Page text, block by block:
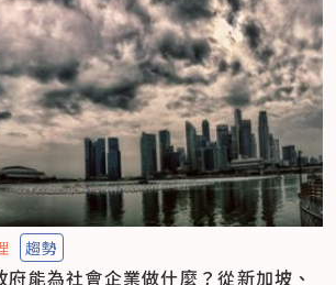
趨勢
府能為社會企業做什麼？從新加坡、